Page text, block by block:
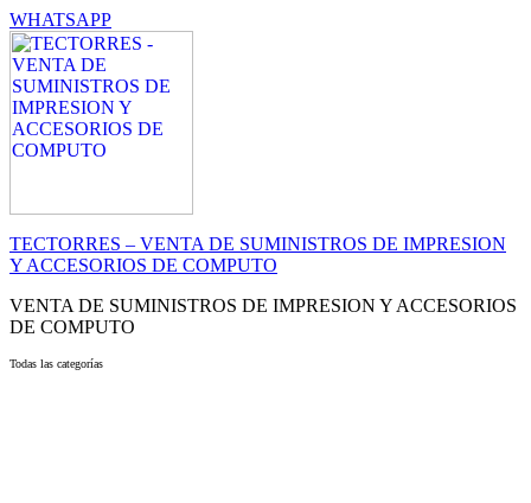
WHATSAPP
TECTORRES – VENTA DE SUMINISTROS DE IMPRESION
Y ACCESORIOS DE COMPUTO
VENTA DE SUMINISTROS DE IMPRESION Y ACCESORIOS
DE COMPUTO
Todas las categorías